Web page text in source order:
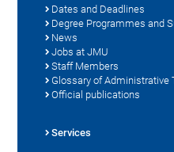
Dates and Deadlines
Degree Programmes and
News
Jobs at JMU
Staff Members
Glossary of Administrative
Official publications
Services